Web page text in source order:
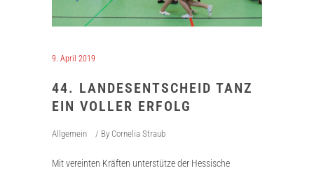
9. April 2019
44. LANDESENTSCHEID TANZ
EIN VOLLER ERFOLG
Allgemein By Cornelia Straub
Mit vereinten Kräften unterstütze der Hessische